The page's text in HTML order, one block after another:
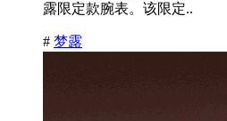
露限定款腕表。该限定..
# 梦露